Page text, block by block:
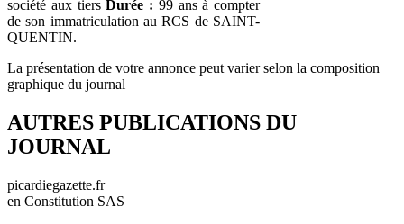
société aux tiersDurée : 99 ans à compter
de son immatriculation au RCS de SAINT-
QUENTIN.
La présentation de votre annonce peut varier selon la composition
graphique du journal
AUTRES PUBLICATIONS DU
JOURNAL
picardiegazette.fr
en Constitution SAS